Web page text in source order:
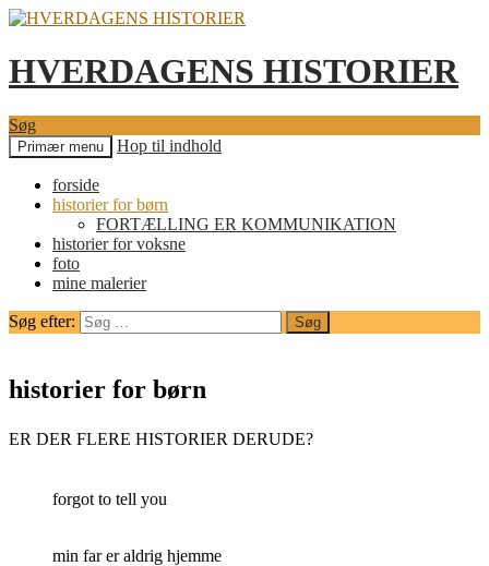
HVERDAGENS HISTORIER
Søg
Primær menu Hop til indhold
forside
historier for børn
FORTÆLLING ER KOMMUNIKATION
historier for voksne
foto
mine malerier
Søg efter:
historier for børn
ER DER FLERE HISTORIER DERUDE?
forgot to tell you
min far er aldrig hjemme